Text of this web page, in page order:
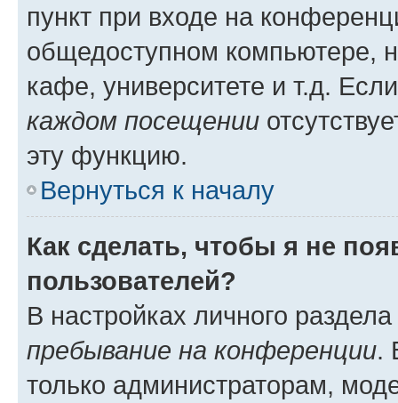
пункт при входе на
общедоступном компьютере,
кафе, университете и т.д.
каждом посещении
эту функцию.
Вернуться к началу
Как сделать, чтобы я не
пользователей?
В настройках личного
пребывание на конференции.
только администраторам,